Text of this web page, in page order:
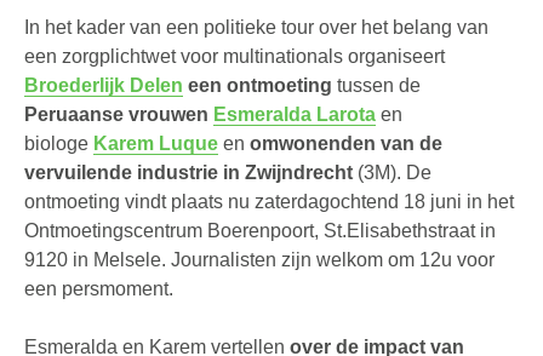
In het kader van een politieke tour over het belang van
een zorgplichtwet voor multinationals organiseert
Broederlijk Delen een ontmoeting tussen de
Peruaanse vrouwen Esmeralda Larota en
biologe Karem Luque en omwonenden van de
vervuilende industrie in Zwijndrecht (3M). De
ontmoeting vindt plaats nu zaterdagochtend 18 juni in het
Ontmoetingscentrum Boerenpoort, St.Elisabethstraat in
9120 in Melsele. Journalisten zijn welkom om 12u voor
een persmoment.
Esmeralda en Karem vertellen over de impact van